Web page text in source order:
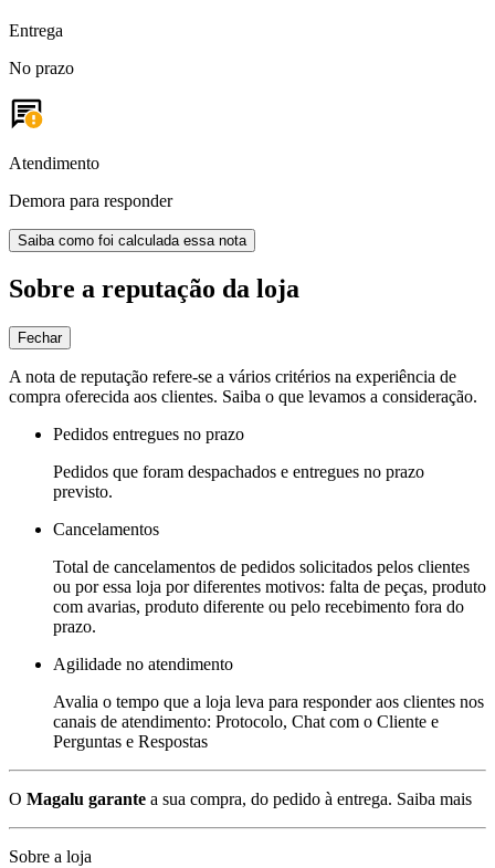
Entrega
No prazo
Atendimento
Demora para responder
Saiba como foi calculada essa nota
Sobre a reputação da loja
Fechar
A nota de reputação refere-se a vários critérios na experiência de
compra oferecida aos clientes. Saiba o que levamos a consideração.
Pedidos entregues no prazo
Pedidos que foram despachados e entregues no prazo
previsto.
Cancelamentos
Total de cancelamentos de pedidos solicitados pelos clientes
ou por essa loja por diferentes motivos: falta de peças, produto
com avarias, produto diferente ou pelo recebimento fora do
prazo.
Agilidade no atendimento
Avalia o tempo que a loja leva para responder aos clientes nos
canais de atendimento: Protocolo, Chat com o Cliente e
Perguntas e Respostas
O Magalu garante a sua compra, do pedido à entrega. Saiba mais
Sobre a loja